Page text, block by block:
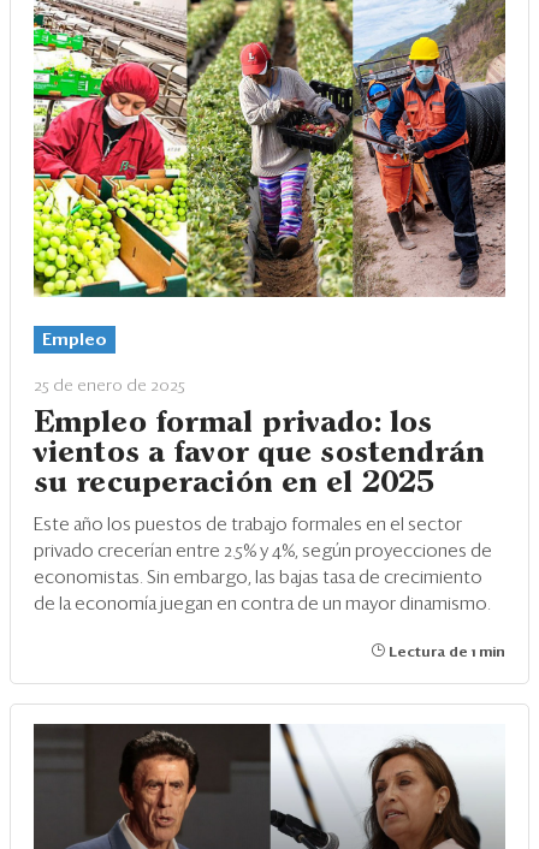
Empleo
25 de enero de 2025
Empleo formal privado: los
vientos a favor que sostendrán
su recuperación en el 2025
Este año los puestos de trabajo formales en el sector
privado crecerían entre 2.5% y 4%, según proyecciones de
economistas. Sin embargo, las bajas tasa de crecimiento
de la economía juegan en contra de un mayor dinamismo.
Lectura de 1 min